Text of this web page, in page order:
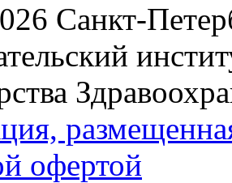
Санкт-
офертой